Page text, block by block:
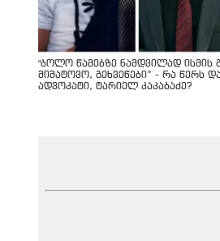
"ბოლო წამებზე ნამდვილად ისმის
მიმატოვო, გეხვეწები” - რა წერს
ადვოკატი, ტარიელ კაკაბაძე?